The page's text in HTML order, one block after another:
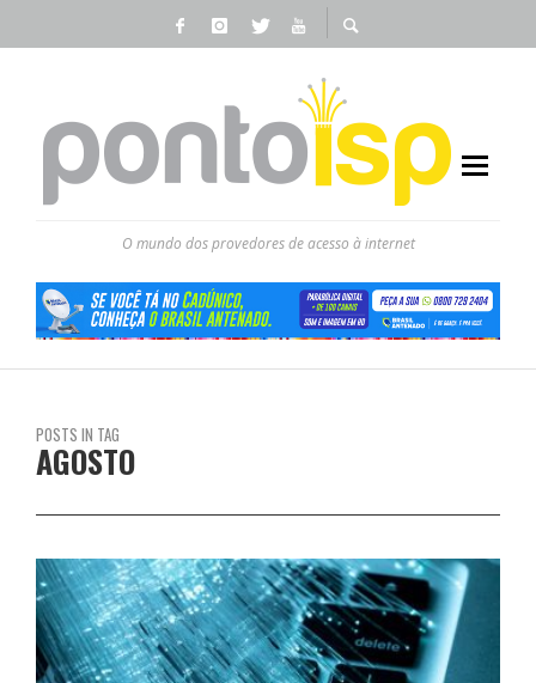
O mundo dos provedores de acesso à internet
POSTS IN TAG
AGOSTO